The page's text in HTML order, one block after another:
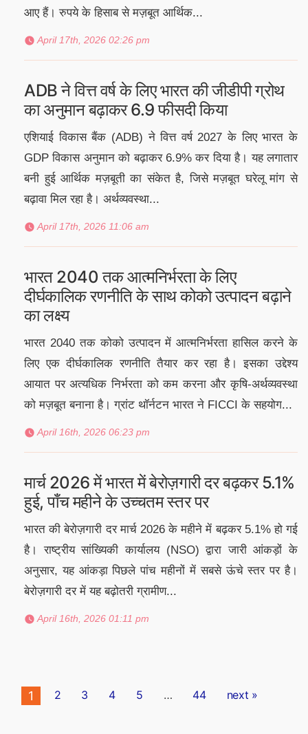
आए हैं। रुपये के हिसाब से मज़बूत आर्थिक...
April 17th, 2026 02:26 pm
ADB ने वित्त वर्ष के लिए भारत की जीडीपी ग्रोथ
का अनुमान बढ़ाकर 6.9 फीसदी किया
एशियाई विकास बैंक (ADB) ने वित्त वर्ष 2027 के लिए भारत के
GDP विकास अनुमान को बढ़ाकर 6.9% कर दिया है। यह लगातार
बनी हुई आर्थिक मज़बूती का संकेत है, जिसे मज़बूत घरेलू मांग से
बढ़ावा मिल रहा है। अर्थव्यवस्था...
April 17th, 2026 11:06 am
भारत 2040 तक आत्मनिर्भरता के लिए
दीर्घकालिक रणनीति के साथ कोको उत्पादन बढ़ाने
का लक्ष्य
भारत 2040 तक कोको उत्पादन में आत्मनिर्भरता हासिल करने के
लिए एक दीर्घकालिक रणनीति तैयार कर रहा है। इसका उद्देश्य
आयात पर अत्यधिक निर्भरता को कम करना और कृषि-अर्थव्यवस्था
को मज़बूत बनाना है। ग्रांट थॉर्नटन भारत ने FICCI के सहयोग...
April 16th, 2026 06:23 pm
मार्च 2026 में भारत में बेरोज़गारी दर बढ़कर 5.1%
हुई, पाँच महीने के उच्चतम स्तर पर
भारत की बेरोज़गारी दर मार्च 2026 के महीने में बढ़कर 5.1% हो गई
है। राष्ट्रीय सांख्यिकी कार्यालय (NSO) द्वारा जारी आंकड़ों के
अनुसार, यह आंकड़ा पिछले पांच महीनों में सबसे ऊंचे स्तर पर है।
बेरोज़गारी दर में यह बढ़ोतरी ग्रामीण...
April 16th, 2026 01:11 pm
Posts
1 2 3 4 5 … 44 next »